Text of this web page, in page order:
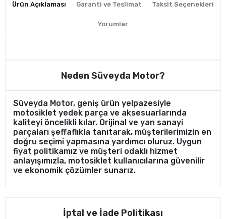
Ürün Açıklaması Garanti ve Teslimat Taksit Seçenekleri
Yorumlar
Neden Süveyda Motor?
Süveyda Motor, geniş ürün yelpazesiyle
motosiklet yedek parça ve aksesuarlarında
kaliteyi öncelikli kılar. Orijinal ve yan sanayi
parçaları şeffaflıkla tanıtarak, müşterilerimizin en
doğru seçimi yapmasına yardımcı oluruz. Uygun
fiyat politikamız ve müşteri odaklı hizmet
anlayışımızla, motosiklet kullanıcılarına güvenilir
ve ekonomik çözümler sunarız.
İptal ve İade Politikası